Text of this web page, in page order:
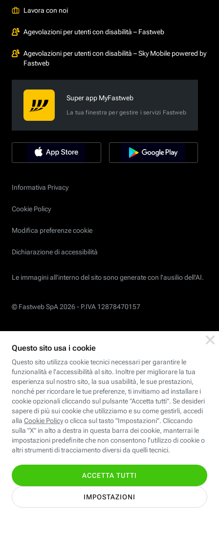
Lavora con noi
Agevolazioni per utenti con disabilità – Fastweb
Agevolazioni per utenti con disabilità – Sky Mobile powered by
Fastweb
Super app MyFastweb
La tua finestra per gestire i servizi Fastweb
Informativa Privacy
Cookie Policy
Modifica preferenze cookie
Dichiarazione di accessibilità
Le immagini all’interno del sito sono generate con l'ausilio dell'AI.
© Fastweb SpA 2026 - P.IVA 12878470157